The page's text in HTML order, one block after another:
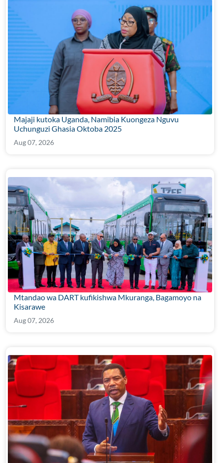
Majaji kutoka Uganda, Namibia Kuongeza Nguvu
Uchunguzi Ghasia Oktoba 2025
Aug 07, 2026
Mtandao wa DART kufikishwa Mkuranga, Bagamoyo na
Kisarawe
Aug 07, 2026